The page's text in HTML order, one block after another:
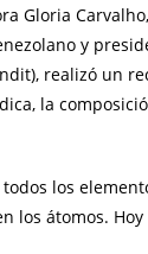
Gloria
y
realizó un
la
los
los átomos.